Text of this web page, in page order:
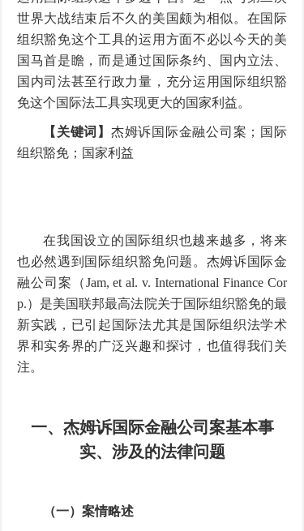
世界大战结束后不久的美国颇为相似。在国际
组织豁免这个工具的运用方面不必以今天的美
国马首是瞻，而是通过国际条约、国内立法、
国内司法甚至行政力量，充分运用国际组织豁
免这个国际法工具实现更大的国家利益。
【关键词】 杰姆诉国际金融公司案；国际
组织豁免；国家利益
在我国设立的国际组织也越来越多，将来
也必然遇到国际组织豁免问题。杰姆诉国际金
融公司案（Jam, et al. v. International Finance Cor
p.）是美国联邦最高法院关于国际组织豁免的最
新实践，已引起国际法尤其是国际组织法学术
界和实务界的广泛兴趣和探讨，也值得我们关
注。
一、杰姆诉国际金融公司案基本事
实、涉及的法律问题
（一）案情略述